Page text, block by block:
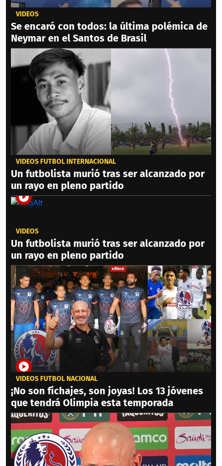
VIDEOS
Se encaró con todos: la última polémica de
Neymar en el Santos de Brasil
VIDEOS FÚTBOL INTERNACIONAL
Un futbolista murió tras ser alcanzado por
un rayo en pleno partido
VIDEOS
Un futbolista murió tras ser alcanzado por
un rayo en pleno partido
VIDEOS FÚTBOL NACIONAL
¡No son fichajes, son joyas! Los 13 jóvenes
que tendrá Olimpia esta temporada